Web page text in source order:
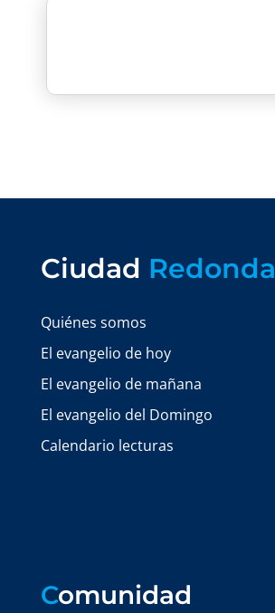
Ciudad Redonda
Quiénes somos
El evangelio de hoy
El evangelio de mañana
El evangelio del Domingo
Calendario lecturas
Comunidad